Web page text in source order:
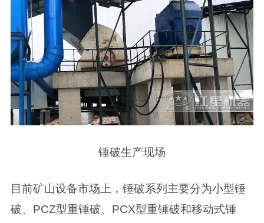
锤破生产现场
目前矿山设备市场上，锤破系列主要分为小型锤
破、PCZ型重锤破、PCX型重锤破和移动式锤